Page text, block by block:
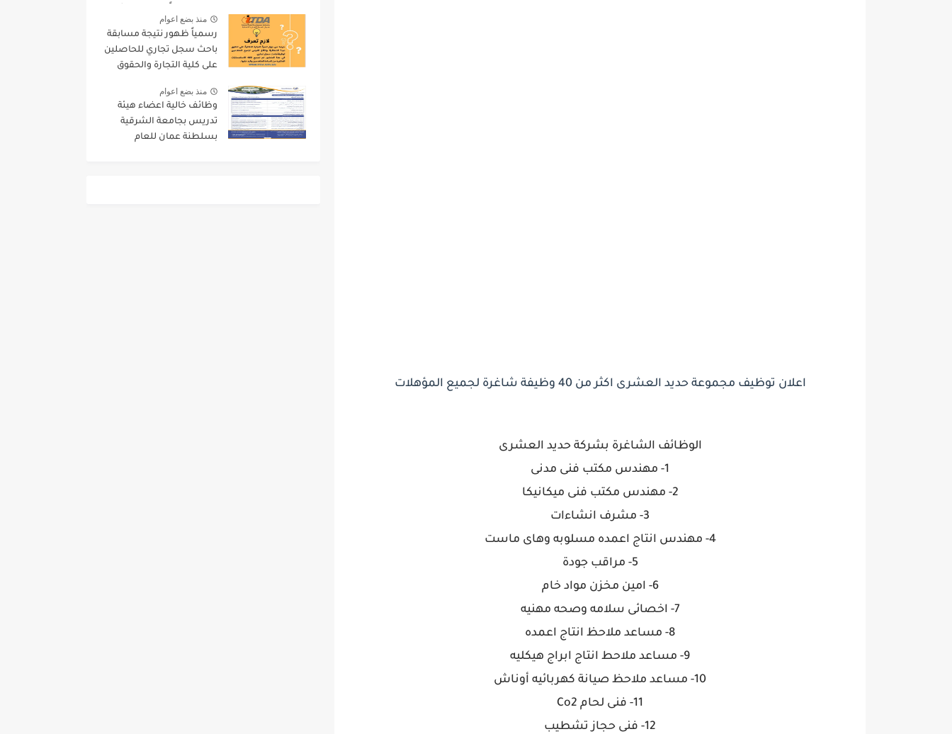
اعلان توظيف مجموعة حديد العشرى اكثر من 40 وظيفة شاغرة لجميع المؤهلات
الوظائف الشاغرة بشركة حديد العشرى
1- مهندس مكتب فنى مدنى
2- مهندس مكتب فنى ميكانيكا
3- مشرف انشاءات
4- مهندس انتاج اعمده مسلوبه وهاى ماست
5- مراقب جودة
6- امين مخزن مواد خام
7- اخصائى سلامه وصحه مهنيه
8- مساعد ملاحظ انتاج اعمده
9- مساعد ملاحط انتاج ابراج هيكليه
10- مساعد ملاحظ صيانة كهربائيه أوناش
11- فنى لحام Co2
12- فنى حجاز تشطيب
الاعلان
منذ بضع اعوام
رسمياً ظهور نتيجة مسابقة
باحث سجل تجاري للحاصلين
على كلية التجارة والحقوق
الهامة بخصوص المسابقة
منذ بضع اعوام
وظائف خالية اعضاء هيئة
تدريس بجامعة الشرقية
بسلطنة عمان للعام